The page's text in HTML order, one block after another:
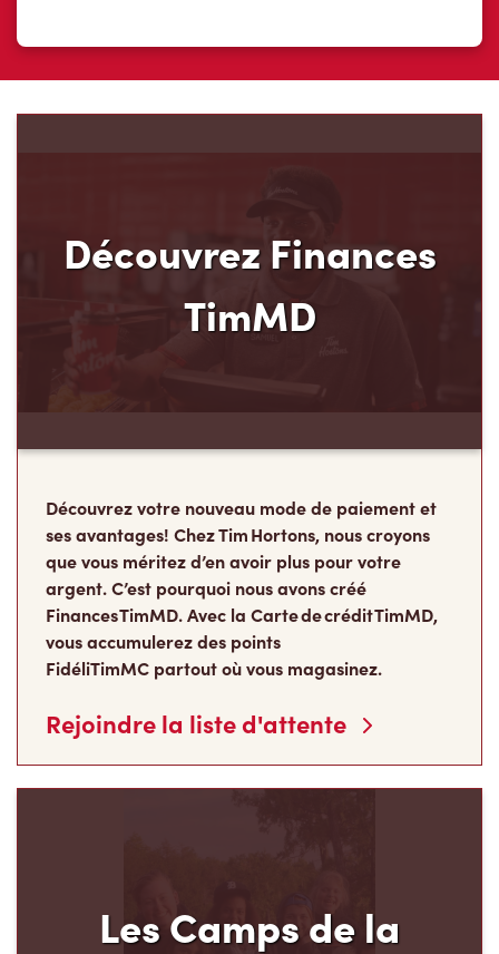
Découvrez Finances
TimMD
Découvrez votre nouveau mode de paiement et
ses avantages! Chez Tim Hortons, nous croyons
que vous méritez d’en avoir plus pour votre
argent. C’est pourquoi nous avons créé
Finances TimMD. Avec la Carte de crédit TimMD,
vous accumulerez des points
FidéliTimMC partout où vous magasinez.
Rejoindre la liste d'attente
Les Camps de la